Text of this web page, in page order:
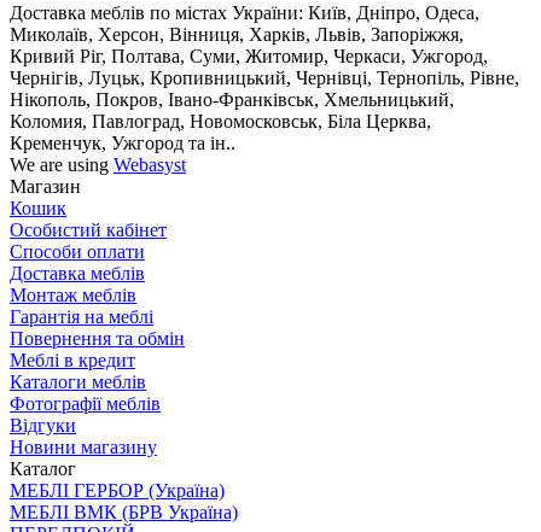
Доставка меблів по містах України: Київ, Дніпро, Одеса,
Миколаїв, Херсон, Вінниця, Харків, Львів, Запоріжжя,
Кривий Ріг, Полтава, Суми, Житомир, Черкаси, Ужгород,
Чернігів, Луцьк, Кропивницький, Чернівці, Тернопіль, Рівне,
Нікополь, Покров, Івано-Франківськ, Хмельницький,
Коломия, Павлоград, Новомосковськ, Біла Церква,
Кременчук, Ужгород та ін..
We are using Webasyst
Магазин
Кошик
Особистий кабінет
Способи оплати
Доставка меблів
Монтаж меблів
Гарантія на меблі
Повернення та обмін
Меблі в кредит
Каталоги меблів
Фотографії меблів
Відгуки
Новини магазину
Каталог
МЕБЛІ ГЕРБОР (Україна)
МЕБЛІ ВМК (БРВ Україна)